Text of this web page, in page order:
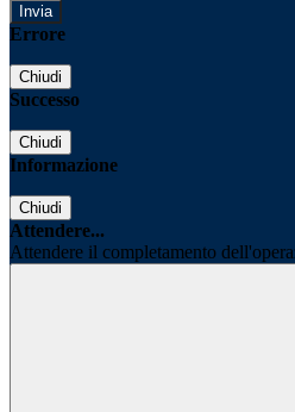
Errore
Chiudi
Successo
Chiudi
Informazione
Chiudi
Attendere...
Attendere il completamento